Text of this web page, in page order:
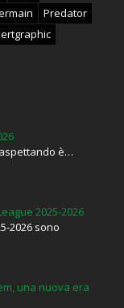
Predator
è…
2025-2026
2026 sono
una nuova era